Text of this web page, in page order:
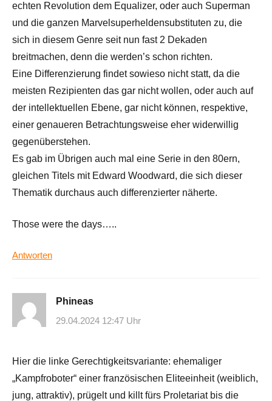
echten Revolution dem Equalizer, oder auch Superman
und die ganzen Marvelsuperheldensubstituten zu, die
sich in diesem Genre seit nun fast 2 Dekaden
breitmachen, denn die werden’s schon richten.
Eine Differenzierung findet sowieso nicht statt, da die
meisten Rezipienten das gar nicht wollen, oder auch auf
der intellektuellen Ebene, gar nicht können, respektive,
einer genaueren Betrachtungsweise eher widerwillig
gegenüberstehen.
Es gab im Übrigen auch mal eine Serie in den 80ern,
gleichen Titels mit Edward Woodward, die sich dieser
Thematik durchaus auch differenzierter näherte.
Those were the days…..
Antworten
Phineas
29.04.2024 12:47 Uhr
Hier die linke Gerechtigkeitsvariante: ehemaliger
„Kampfroboter“ einer französischen Eliteeinheit (weiblich,
jung, attraktiv), prügelt und killt fürs Proletariat bis die